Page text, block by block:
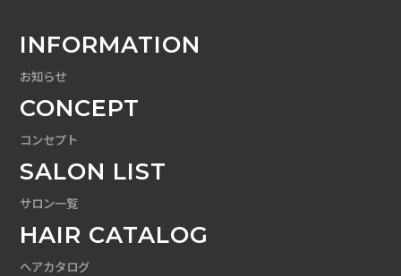
INFORMATION
お知らせ
CONCEPT
コンセプト
SALON LIST
サロン一覧
HAIR CATALOG
ヘアカタログ